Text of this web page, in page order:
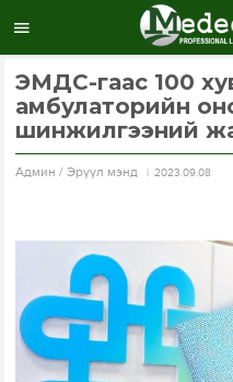
ЭМДС-гаас 100
амбулаторийн
шинжилгээний
Aдмин / Эрүүл мэнд 2023.09.08